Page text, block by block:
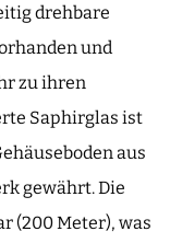
drehbare
und
zu ihren
Saphirglas ist
aus
gewährt. Die
(200 Meter), was